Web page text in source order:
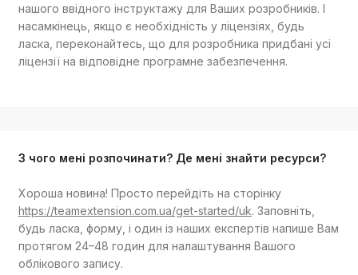
нашого ввідного інструктажу для Ваших розробників. І
насамкінець, якщо є необхідність у ліцензіях, будь
ласка, переконайтесь, що для розробника придбані усі
ліцензії на відповідне програмне забезпечення.
З чого мені розпочинати? Де мені знайти ресурси?
Хороша новина! Просто перейдіть на сторінку
https://teamextension.com.ua/get-started/uk. Заповніть,
будь ласка, форму, і один із наших експертів напише Вам
протягом 24–48 годин для налаштування Вашого
облікового запису.